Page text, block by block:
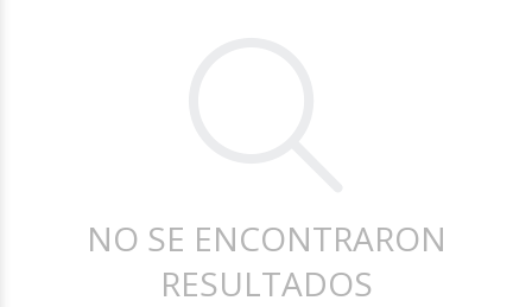
NO SE ENCONTRARON
RESULTADOS